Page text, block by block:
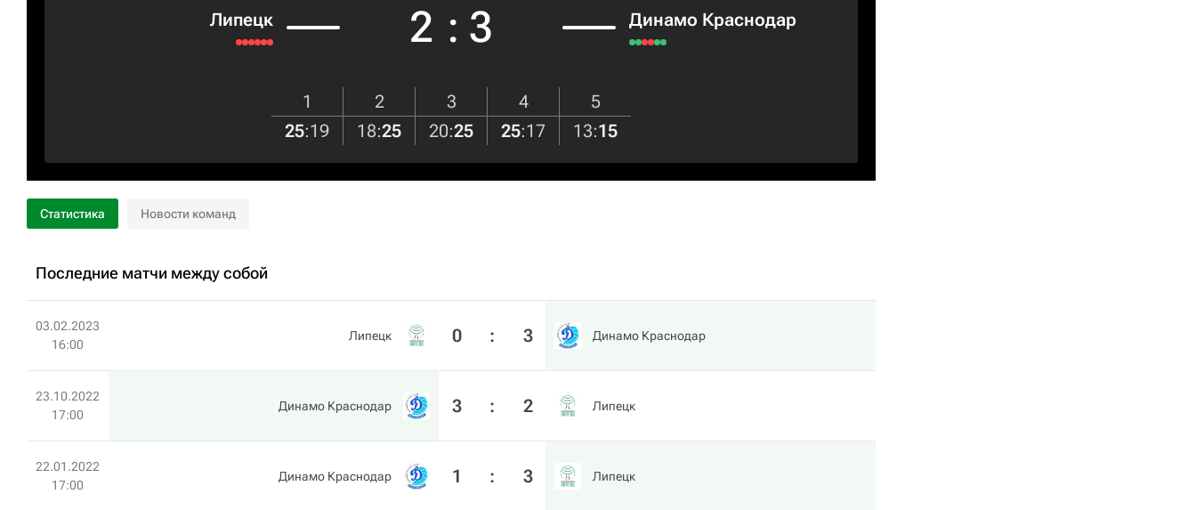
Липецк 2 : 3 Динамо Краснодар
1 2 3 4
5
25:19 18:25 20:25 25:17 13:15
Статистика Новости команд
Последние матчи между собой
03.02.2023
16:00
Липецк 0 : 3 Динамо Краснодар
23.10.2022
17:00
Динамо Краснодар 3 : 2 Липецк
22.01.2022
17:00
Динамо Краснодар 1 : 3 Липецк